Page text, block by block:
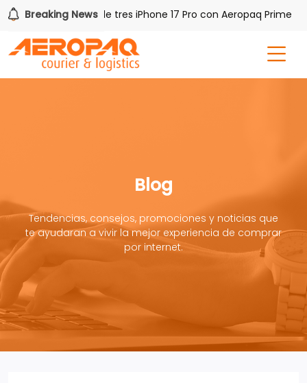
Breaking News
Gana uno de tres iPhone 17 Pro con Aeropaq Prime
Blog
Tendencias, consejos, promociones y noticias que
te ayudaran a vivir la mejor experiencia de comprar
por internet.